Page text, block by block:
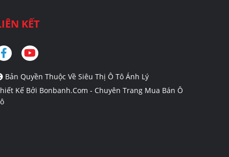
KẾT
Bản Quyền Thuộc Về Siêu Thị Ô Tô Ánh Lý
Kế Bởi Bonbanh.com - Chuyên Trang Mua Bán Ô